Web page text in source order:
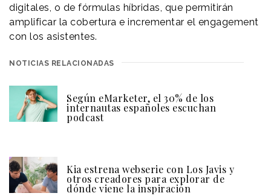
digitales, o de fórmulas híbridas, que permitirán
amplificar la cobertura e incrementar el engagement
con los asistentes.
NOTICIAS RELACIONADAS
Según eMarketer, el 30% de los
internautas españoles escuchan
podcast
Kia estrena webserie con Los Javis y
otros creadores para explorar de
dónde viene la inspiración